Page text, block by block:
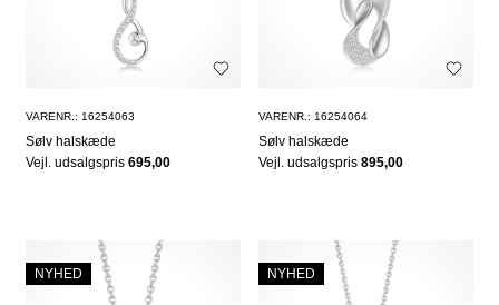
VARENR.: 16254063
Sølv halskæde
Vejl. udsalgspris 695,00
VARENR.: 16254064
Sølv halskæde
Vejl. udsalgspris895,00
NYHED NYHED